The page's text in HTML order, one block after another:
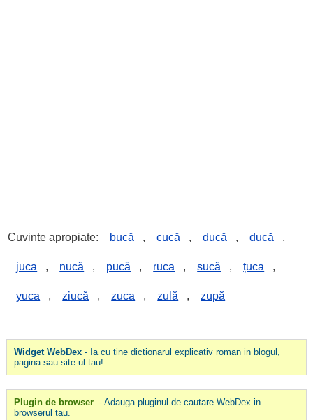
Cuvinte apropiate: bucă , cucă , ducă , ducă ,
juca , nucă , pucă , ruca , sucă , țuca ,
yuca , ziucă , zuca , zulă , zupă
Widget WebDex- Ia cu tine dictionarul explicativ roman in blogul,
pagina sau site-ul tau!
Plugin de browser - Adauga pluginul de cautare WebDex in
browserul tau.